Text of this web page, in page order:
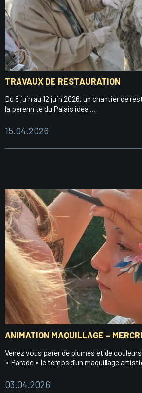
TRAVAUX DE RESTAURATION
Du 8 juin au 12 juin 2026, un chantier de
la pérennité du Palais idéal…
15.04.2026
ANIMATION MAQUILLAGE –
Venez vous parer de plumes et de
« Parade » le temps d’un maquillage
03.04.2026